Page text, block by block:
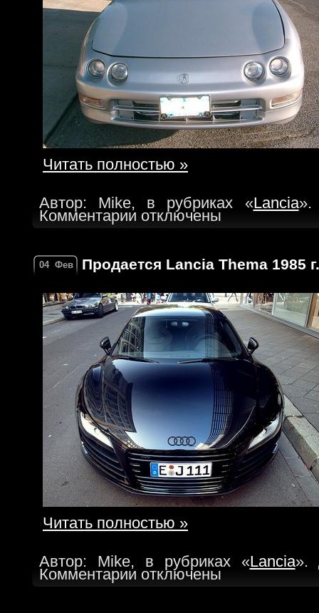
Читать полностью »
Автор: Mike, в рубриках «Lancia».
Комментарии отключены
04 Фев Продается Lancia Thema 1985 г.
Читать полностью »
Автор: Mike, в рубриках «Lancia».
Комментарии отключены